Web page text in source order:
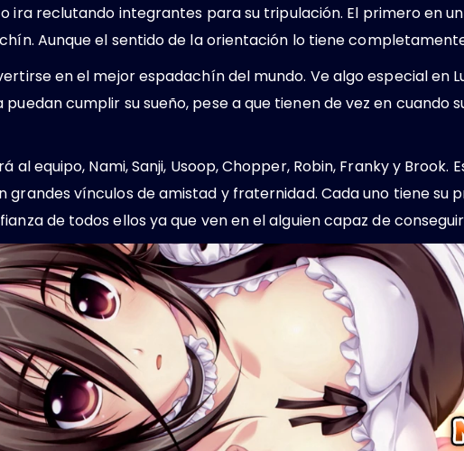
ira reclutando integrantes para su tripulación. El primero en
Aunque el sentido de la orientación lo tiene
en el mejor espadachín del mundo. Ve algo especial en
puedan cumplir su sueño, pese a que tienen de vez en cuando
al equipo, Nami, Sanji, Usoop, Chopper, Robin, Franky y
vínculos de amistad y fraternidad. Cada uno tiene su
de todos ellos ya que ven en el alguien capaz de